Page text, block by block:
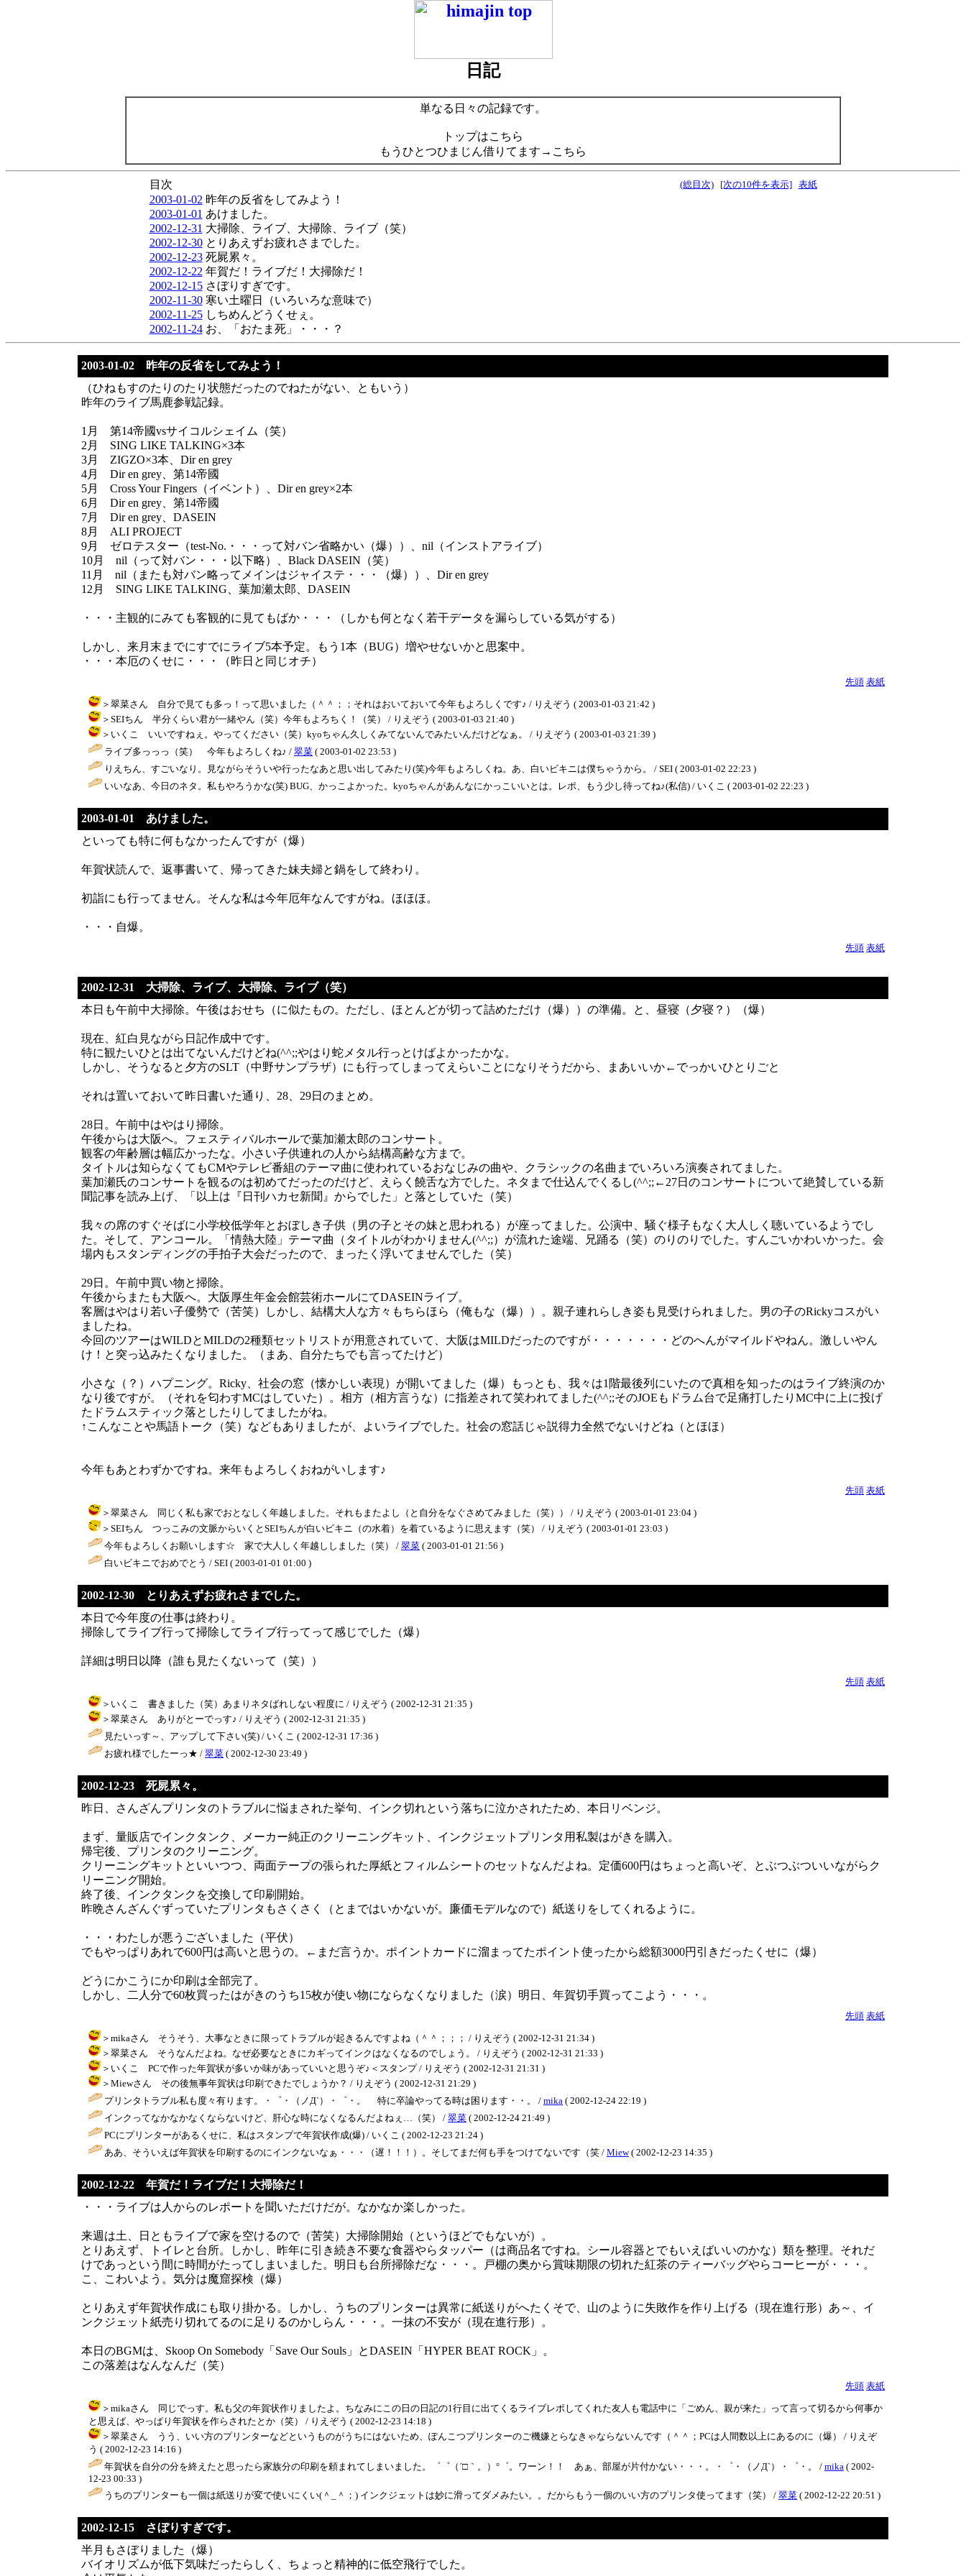
日記
単なる日々の記録です。
トップはこちら
もうひとつひまじん借りてます→こちら
目次 (総目次) [次の10件を表示] 表紙
2003-01-02 昨年の反省をしてみよう！
2003-01-01 あけました。
2002-12-31 大掃除、ライブ、大掃除、ライブ（笑）
2002-12-30とりあえずお疲れさまでした。
2002-12-23死屍累々。
2002-12-22 年賀だ！ライブだ！大掃除だ！
2002-12-15さぼりすぎです。
2002-11-30寒い土曜日（いろいろな意味で）
2002-11-25しちめんどうくせぇ。
2002-11-24お、「おたま死」・・・？
2003-01-02 昨年の反省をしてみよう！
（ひねもすのたりのたり状態だったのでねたがない、ともいう）
昨年のライブ馬鹿参戦記録。
1月 第14帝國vsサイコルシェイム（笑）
2月 SING LIKE TALKING×3本
3月 ZIGZO×3本、Dir en grey
4月 Dir en grey、第14帝國
5月 Cross Your Fingers（イベント）、Dir en grey×2本
6月 Dir en grey、第14帝國
7月 Dir en grey、DASEIN
8月 ALI PROJECT
9月 ゼロテスター（test-No.・・・って対バン省略かい（爆））、nil（インストアライブ）
10月 nil（って対バン・・・以下略）、Black DASEIN（笑）
11月 nil（またも対バン略ってメインはジャイステ・・・（爆））、Dir en grey
12月 SING LIKE TALKING、葉加瀬太郎、DASEIN
・・・主観的にみても客観的に見てもばか・・・（しかも何となく若干データを漏らしている気がする）
しかし、来月末までにすでにライブ5本予定。もう1本（BUG）増やせないかと思案中。
・・・本厄のくせに・・・（昨日と同じオチ）
先頭 表紙
＞翠菜さん 自分で見ても多っ！って思いました（＾＾；；それはおいておいて今年もよろしくです♪ / りえぞう ( 2003-01-03 21:42 )
＞SEIちん 半分くらい君が一緒やん（笑）今年もよろちく！（笑） / りえぞう ( 2003-01-03 21:40 )
＞いくこ いいですねぇ。やってください（笑）kyoちゃん久しくみてないんでみたいんだけどなぁ。 / りえぞう ( 2003-01-03 21:39 )
ライブ多っっっ（笑） 今年もよろしくね♪ / 翠菜 ( 2003-01-02 23:53 )
りえちん、すごいなり。見ながらそういや行ったなあと思い出してみたり(笑)今年もよろしくね。あ、白いビキニは僕ちゃうから。 / SEI ( 2003-01-02 22:23 )
いいなあ、今日のネタ。私もやろうかな(笑) BUG、かっこよかった。kyoちゃんがあんなにかっこいいとは。レポ、もう少し待ってね♪(私信) / いくこ ( 2003-01-02 22:23 )
2003-01-01 あけました。
といっても特に何もなかったんですが（爆）
年賀状読んで、返事書いて、帰ってきた妹夫婦と鍋をして終わり。
初詣にも行ってません。そんな私は今年厄年なんですがね。ほほほ。
・・・自爆。
先頭 表紙
2002-12-31 大掃除、ライブ、大掃除、ライブ（笑）
本日も午前中大掃除。午後はおせち（に似たもの。ただし、ほとんどが切って詰めただけ（爆））の準備。と、昼寝（夕寝？）（爆）
現在、紅白見ながら日記作成中です。
特に観たいひとは出てないんだけどね(^^;;やはり蛇メタル行っとけばよかったかな。
しかし、そうなると夕方のSLT（中野サンプラザ）にも行ってしまってえらいことになりそうだから、まあいいか←でっかいひとりごと
それは置いておいて昨日書いた通り、28、29日のまとめ。
28日。午前中はやはり掃除。
午後からは大阪へ。フェスティバルホールで葉加瀬太郎のコンサート。
観客の年齢層は幅広かったな。小さい子供連れの人から結構高齢な方まで。
タイトルは知らなくてもCMやテレビ番組のテーマ曲に使われているおなじみの曲や、クラシックの名曲までいろいろ演奏されてました。
葉加瀬氏のコンサートを観るのは初めてだったのだけど、えらく饒舌な方でした。ネタまで仕込んでくるし(^^;;←27日のコンサートについて絶賛している新
聞記事を読み上げ、「以上は『日刊ハカセ新聞』からでした」と落としていた（笑）
我々の席のすぐそばに小学校低学年とおぼしき子供（男の子とその妹と思われる）が座ってました。公演中、騒ぐ様子もなく大人しく聴いているようでし
た。そして、アンコール。「情熱大陸」テーマ曲（タイトルがわかりません(^^;;）が流れた途端、兄踊る（笑）のりのりでした。すんごいかわいかった。会
場内もスタンディングの手拍子大会だったので、まったく浮いてませんでした（笑）
29日。午前中買い物と掃除。
午後からまたも大阪へ。大阪厚生年金会館芸術ホールにてDASEINライブ。
客層はやはり若い子優勢で（苦笑）しかし、結構大人な方々もちらほら（俺もな（爆））。親子連れらしき姿も見受けられました。男の子のRickyコスがい
ましたね。
今回のツアーはWILDとMILDの2種類セットリストが用意されていて、大阪はMILDだったのですが・・・・・・・どのへんがマイルドやねん。激しいやん
け！と突っ込みたくなりました。（まあ、自分たちでも言ってたけど）
小さな（？）ハプニング。Ricky、社会の窓（懐かしい表現）が開いてました（爆）もっとも、我々は1階最後列にいたので真相を知ったのはライブ終演のか
なり後ですが。（それを匂わすMCはしていた）。相方（相方言うな）に指差されて笑われてました(^^;;そのJOEもドラム台で足痛打したりMC中に上に投げ
たドラムスティック落としたりしてましたがね。
↑こんなことや馬語トーク（笑）などもありましたが、よいライブでした。社会の窓話じゃ説得力全然でないけどね（とほほ）
今年もあとわずかですね。来年もよろしくおねがいします♪
先頭 表紙
＞翠菜さん 同じく私も家でおとなしく年越しました。それもまたよし（と自分をなぐさめてみました（笑）） / りえぞう ( 2003-01-01 23:04 )
＞SEIちん つっこみの文脈からいくとSEIちんが白いビキニ（の水着）を着ているように思えます（笑） / りえぞう ( 2003-01-01 23:03 )
今年もよろしくお願いします☆ 家で大人しく年越ししました（笑） / 翠菜 ( 2003-01-01 21:56 )
白いビキニでおめでとう / SEI ( 2003-01-01 01:00 )
2002-12-30 とりあえずお疲れさまでした。
本日で今年度の仕事は終わり。
掃除してライブ行って掃除してライブ行ってって感じでした（爆）
詳細は明日以降（誰も見たくないって（笑））
先頭 表紙
＞いくこ 書きました（笑）あまりネタばれしない程度に / りえぞう ( 2002-12-31 21:35 )
＞翠菜さん ありがとーでっす♪ / りえぞう ( 2002-12-31 21:35 )
見たいっす～、アップして下さい(笑) / いくこ ( 2002-12-31 17:36 )
お疲れ様でしたーっ★ / 翠菜 ( 2002-12-30 23:49 )
2002-12-23 死屍累々。
昨日、さんざんプリンタのトラブルに悩まされた挙句、インク切れという落ちに泣かされたため、本日リベンジ。
まず、量販店でインクタンク、メーカー純正のクリーニングキット、インクジェットプリンタ用私製はがきを購入。
帰宅後、プリンタのクリーニング。
クリーニングキットといいつつ、両面テープの張られた厚紙とフィルムシートのセットなんだよね。定価600円はちょっと高いぞ、とぶつぶついいながらク
リーニング開始。
終了後、インクタンクを交換して印刷開始。
昨晩さんざんぐずっていたプリンタもさくさく（とまではいかないが。廉価モデルなので）紙送りをしてくれるように。
・・・わたしが悪うございました（平伏）
でもやっぱりあれで600円は高いと思うの。←まだ言うか。ポイントカードに溜まってたポイント使ったから総額3000円引きだったくせに（爆）
どうにかこうにか印刷は全部完了。
しかし、二人分で60枚買ったはがきのうち15枚が使い物にならなくなりました（涙）明日、年賀切手買ってこよう・・・。
先頭 表紙
＞mikaさん そうそう、大事なときに限ってトラブルが起きるんですよね（＾＾；；； / りえぞう ( 2002-12-31 21:34 )
＞翠菜さん そうなんだよね。なぜ必要なときにカギってインクはなくなるのでしょう。 / りえぞう ( 2002-12-31 21:33 )
＞いくこ PCで作った年賀状が多いか味があっていいと思うぞ♪＜スタンプ / りえぞう ( 2002-12-31 21:31 )
＞Miewさん その後無事年賀状は印刷できたでしょうか？ / りえぞう ( 2002-12-31 21:29 )
プリンタトラブル私も度々有ります。・゜・（ノД`）・゜・。 特に卒論やってる時は困ります・・。 / mika ( 2002-12-24 22:19 )
インクってなかなかなくならないけど、肝心な時になくなるんだよねぇ…（笑） / 翠菜 ( 2002-12-24 21:49 )
PCにプリンターがあるくせに、私はスタンプで年賀状作成(爆) / いくこ ( 2002-12-23 21:24 )
ああ、そういえば年賀状を印刷するのにインクないなぁ・・・（遅！！！）。そしてまだ何も手をつけてないです（笑 / Miew( 2002-12-23 14:35 )
2002-12-22 年賀だ！ライブだ！大掃除だ！
・・・ライブは人からのレポートを聞いただけだが。なかなか楽しかった。
来週は土、日ともライブで家を空けるので（苦笑）大掃除開始（というほどでもないが）。
とりあえず、トイレと台所。しかし、昨年に引き続き不要な食器やらタッパー（は商品名ですね。シール容器とでもいえばいいのかな）類を整理。それだ
けであっという間に時間がたってしまいました。明日も台所掃除だな・・・。戸棚の奥から賞味期限の切れた紅茶のティーバッグやらコーヒーが・・・。
こ、こわいよう。気分は魔窟探検（爆）
とりあえず年賀状作成にも取り掛かる。しかし、うちのプリンターは異常に紙送りがへたくそで、山のように失敗作を作り上げる（現在進行形）あ～、イ
ンクジェット紙売り切れてるのに足りるのかしらん・・・。一抹の不安が（現在進行形）。
本日のBGMは、Skoop On Somebody「Save Our Souls」とDASEIN「HYPER BEAT ROCK」。
この落差はなんなんだ（笑）
先頭 表紙
＞mikaさん 同じでっす。私も父の年賀状作りましたよ。ちなみにこの日の日記の1行目に出てくるライブレポしてくれた友人も電話中に「ごめん、親が来た」って言って切るから何事か
と思えば、やっぱり年賀状を作らされたとか（笑） / りえぞう ( 2002-12-23 14:18 )
＞翠菜さん うう、いい方のプリンターなどというものがうちにはないため、ぽんこつプリンターのご機嫌とらなきゃならないんです（＾＾；PCは人間数以上にあるのに（爆） / りえぞ
う ( 2002-12-23 14:16 )
年賀状を自分の分を終えたと思ったら家族分の印刷を頼まれてしまいました。゜゜（´□｀。）°゜。ワーン！！ あぁ、部屋が片付かない・・・。・゜・（ノД`）・゜・。 / mika ( 2002-
12-23 00:33 )
うちのプリンターも一個は紙送りが変で使いにくい(＾_＾；) インクジェットは妙に滑ってダメみたい。。だからもう一個のいい方のプリンタ使ってます（笑） / 翠菜 ( 2002-12-22 20:51 )
2002-12-15 さぼりすぎです。
半月もさぼりました（爆）
バイオリズムが低下気味だったらしく、ちょっと精神的に低空飛行でした。